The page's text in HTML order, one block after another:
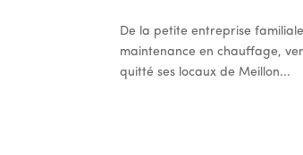
De la petite entreprise
maintenance en chauffage,
quitté ses locaux de Meillon...